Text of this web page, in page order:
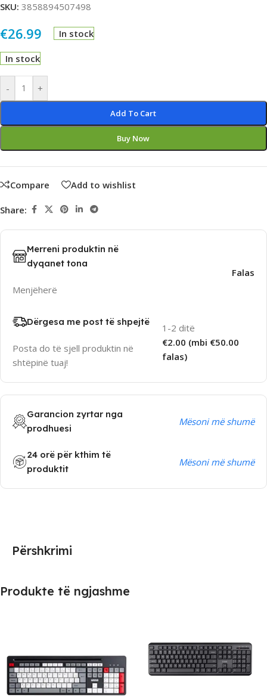
SKU: 3858894507498
€26.99 In stock
In stock
- +
Add To Cart
Buy Now
Alternative:
Compare Add to wishlist
Share:
Merreni produktin në
dyqanet tona
Menjëherë
Falas
Dërgesa me post të shpejtë
Posta do të sjell produktin në
shtëpinë tuaj!
1-2 ditë
€2.00 (mbi €50.00
falas)
Garancion zyrtar nga
prodhuesi
Mësoni më shumë
24 orë për kthim të
produktit
Mësoni më shumë
Përshkrimi
Produkte të ngjashme